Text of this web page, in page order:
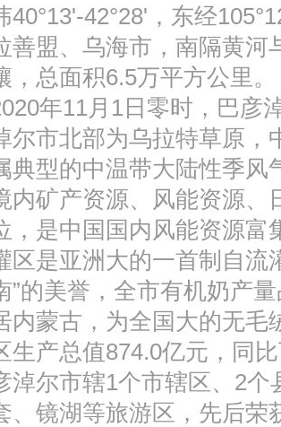
40°13'-42°28'，东经
善盟、乌海市，南隔黄河
，总面积6.5万平方公里
年11月1日零时，巴彦
尔市北部为乌拉特草原，
典型的中温带大陆性季
内矿产资源、风能资源、
，是中国国内风能资源富
区是亚洲大的一首制自流
”的美誉，全市有机奶产
内蒙古，为全国大的无毛
生产总值874.0亿元，同
淖尔市辖1个市辖区、2
、镜湖等旅游区，先后荣